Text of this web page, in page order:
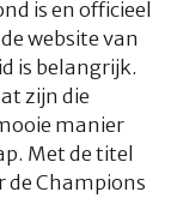
ZOEKEN
is en officieel
website van
is belangrijk.
zijn die
manier
Met de titel
de Champions